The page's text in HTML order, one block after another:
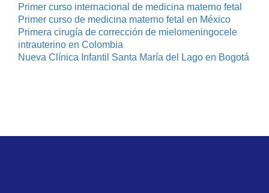
Primer curso internacional de medicina materno fetal
Primer curso de medicina materno fetal en México
Primera cirugía de corrección de mielomeningocele
intrauterino en Colombia
Nueva Clínica Infantil Santa María del Lago en Bogotá